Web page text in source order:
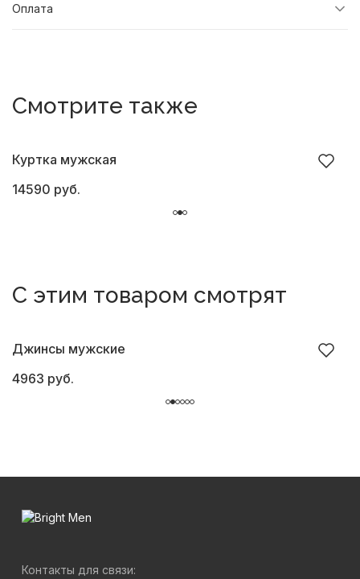
Оплата
Смотрите также
Куртка мужская
14590 руб.
С этим товаром смотрят
Джинсы мужские
4963 руб.
Контакты для связи: